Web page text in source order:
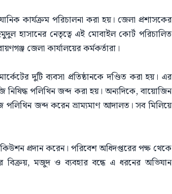
কার্যক্রম পরিচালনা করা হয়। জেলা প্রশাসকের
হাসানের নেতৃত্বে এই মোবাইল কোর্ট পরিচালিত
জেলা কার্যালয়ের কর্মকর্তারা।
দুটি ব্যবসা প্রতিষ্ঠানকে দণ্ডিত করা হয়। এর
পলিথিন জব্দ করা হয়। অন্যদিকে, বায়োজিন
জব্দ করেন ভ্রাম্যমাণ আদালত। সব মিলিয়ে
প্রদান করেন। পরিবেশ অধিদপ্তরের পক্ষ থেকে
বিক্রয়, মজুদ ও ব্যবহার বন্ধে এ ধরনের অভিযান